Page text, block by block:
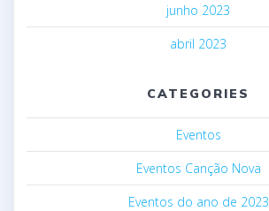
junho 2023
abril 2023
CATEGORIES
Eventos
Eventos Canção Nova
Eventos do ano de 2023